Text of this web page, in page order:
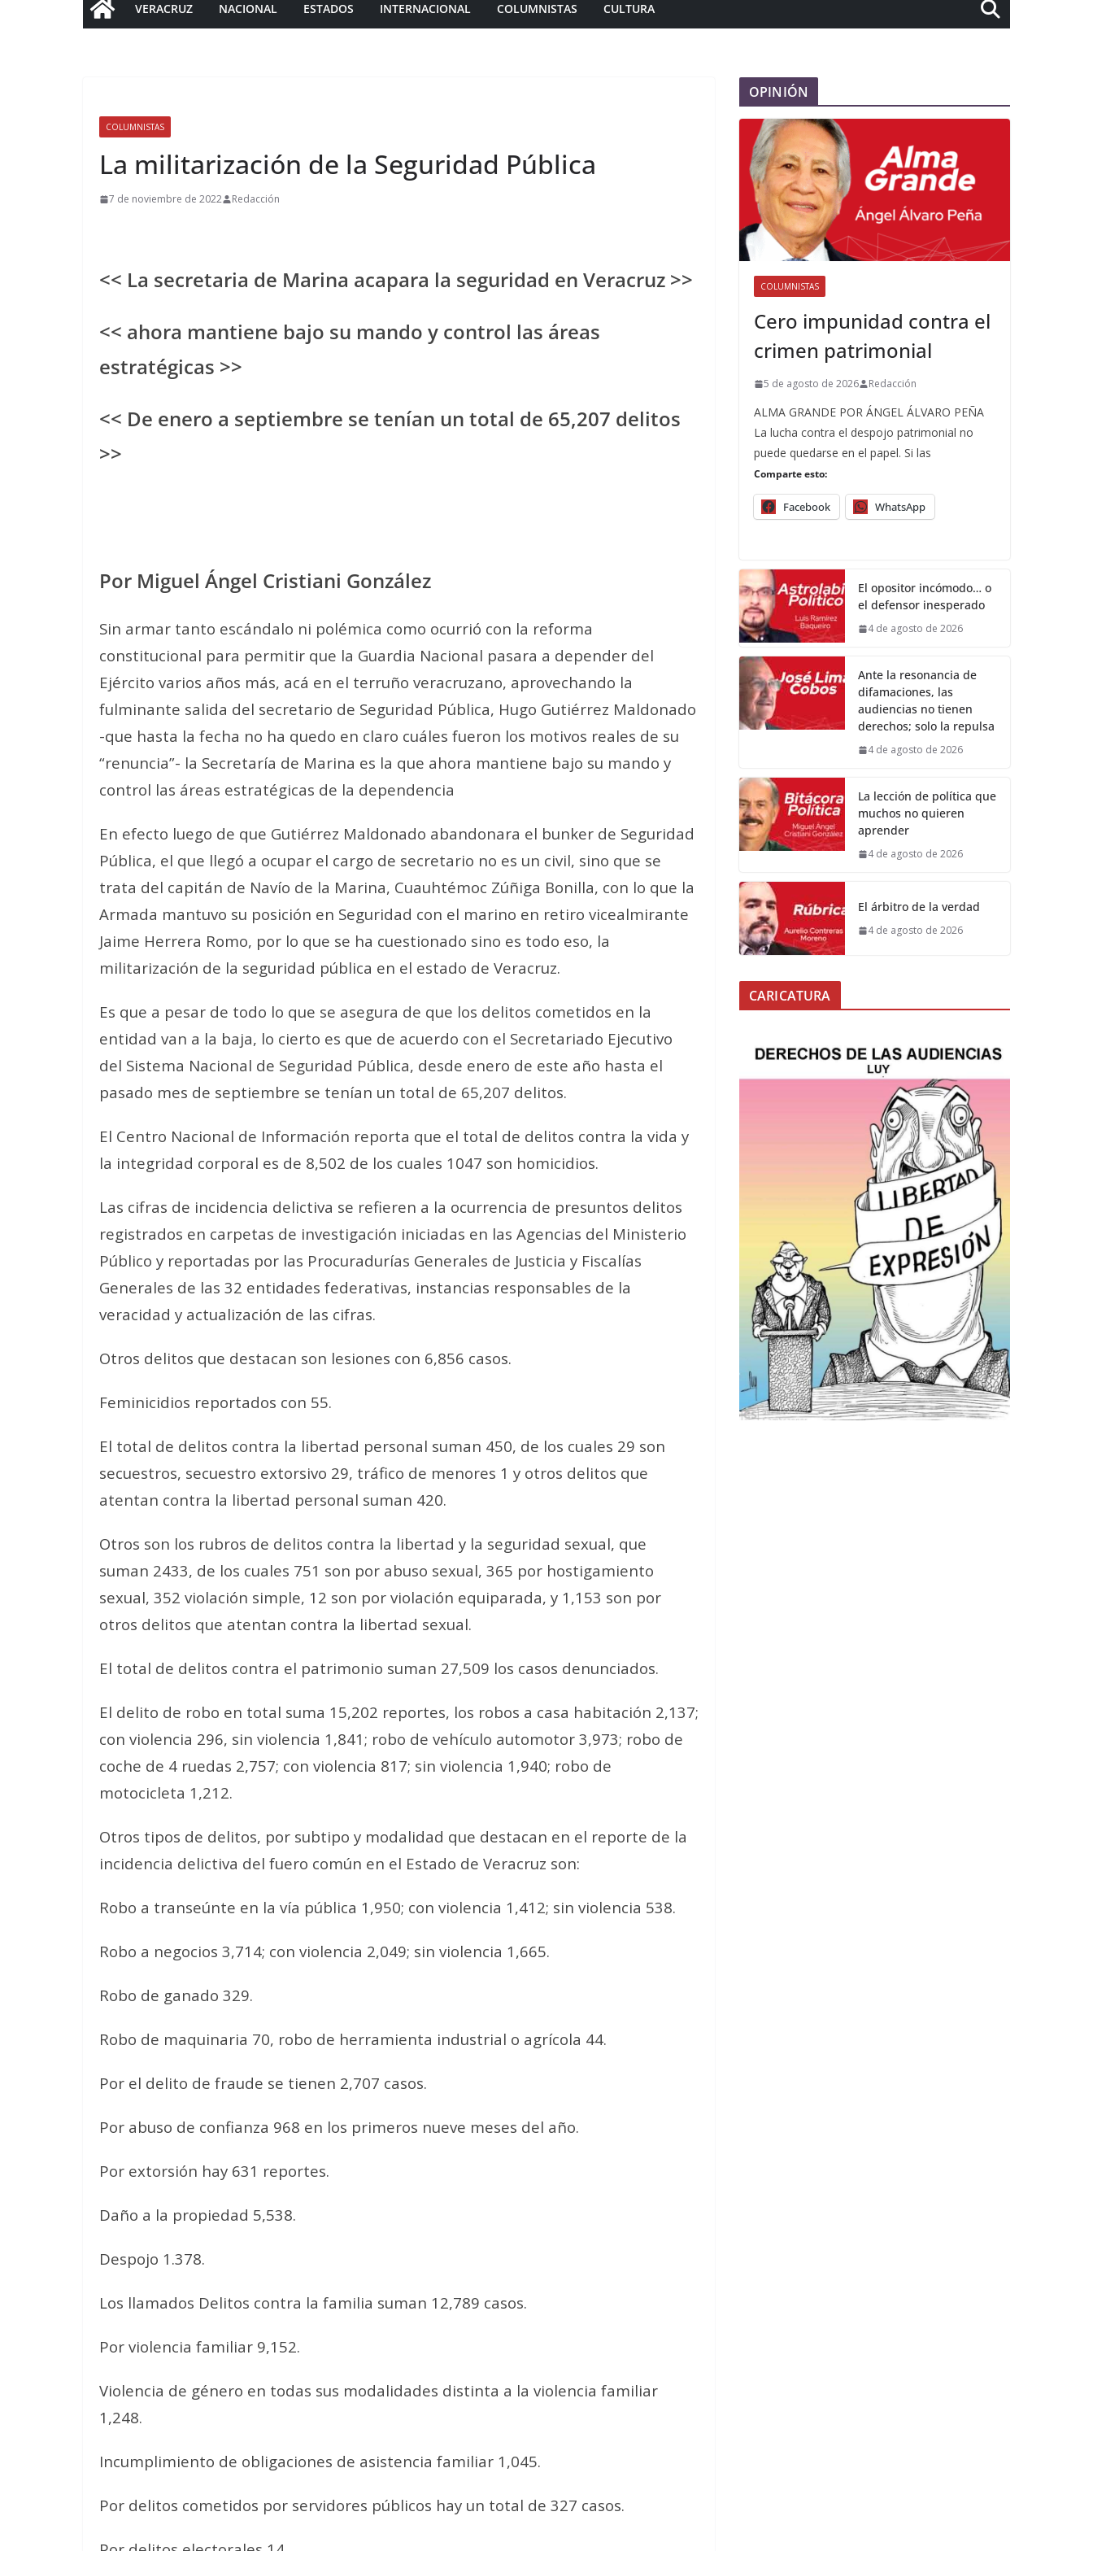
VERACRUZ NACIONAL ESTADOS INTERNACIONAL COLUMNISTAS CULTURA
COLUMNISTAS
La militarización de la Seguridad Pública
7 de noviembre de 2022 Redacción
<< La secretaria de Marina acapara la seguridad en Veracruz >>
<< ahora mantiene bajo su mando y control las áreas
estratégicas >>
<< De enero a septiembre se tenían un total de 65,207 delitos
>>
Por Miguel Ángel Cristiani González
Sin armar tanto escándalo ni polémica como ocurrió con la reforma
constitucional para permitir que la Guardia Nacional pasara a depender del
Ejército varios años más, acá en el terruño veracruzano, aprovechando la
fulminante salida del secretario de Seguridad Pública, Hugo Gutiérrez Maldonado
-que hasta la fecha no ha quedo en claro cuáles fueron los motivos reales de su
“renuncia”- la Secretaría de Marina es la que ahora mantiene bajo su mando y
control las áreas estratégicas de la dependencia
En efecto luego de que Gutiérrez Maldonado abandonara el bunker de Seguridad
Pública, el que llegó a ocupar el cargo de secretario no es un civil, sino que se
trata del capitán de Navío de la Marina, Cuauhtémoc Zúñiga Bonilla, con lo que la
Armada mantuvo su posición en Seguridad con el marino en retiro vicealmirante
Jaime Herrera Romo, por lo que se ha cuestionado sino es todo eso, la
militarización de la seguridad pública en el estado de Veracruz.
Es que a pesar de todo lo que se asegura de que los delitos cometidos en la
entidad van a la baja, lo cierto es que de acuerdo con el Secretariado Ejecutivo
del Sistema Nacional de Seguridad Pública, desde enero de este año hasta el
pasado mes de septiembre se tenían un total de 65,207 delitos.
El Centro Nacional de Información reporta que el total de delitos contra la vida y
la integridad corporal es de 8,502 de los cuales 1047 son homicidios.
Las cifras de incidencia delictiva se refieren a la ocurrencia de presuntos delitos
registrados en carpetas de investigación iniciadas en las Agencias del Ministerio
Público y reportadas por las Procuradurías Generales de Justicia y Fiscalías
Generales de las 32 entidades federativas, instancias responsables de la
veracidad y actualización de las cifras.
Otros delitos que destacan son lesiones con 6,856 casos.
Feminicidios reportados con 55.
El total de delitos contra la libertad personal suman 450, de los cuales 29 son
secuestros, secuestro extorsivo 29, tráfico de menores 1 y otros delitos que
atentan contra la libertad personal suman 420.
Otros son los rubros de delitos contra la libertad y la seguridad sexual, que
suman 2433, de los cuales 751 son por abuso sexual, 365 por hostigamiento
sexual, 352 violación simple, 12 son por violación equiparada, y 1,153 son por
otros delitos que atentan contra la libertad sexual.
El total de delitos contra el patrimonio suman 27,509 los casos denunciados.
El delito de robo en total suma 15,202 reportes, los robos a casa habitación 2,137;
con violencia 296, sin violencia 1,841; robo de vehículo automotor 3,973; robo de
coche de 4 ruedas 2,757; con violencia 817; sin violencia 1,940; robo de
motocicleta 1,212.
Otros tipos de delitos, por subtipo y modalidad que destacan en el reporte de la
incidencia delictiva del fuero común en el Estado de Veracruz son:
Robo a transeúnte en la vía pública 1,950; con violencia 1,412; sin violencia 538.
Robo a negocios 3,714; con violencia 2,049; sin violencia 1,665.
Robo de ganado 329.
Robo de maquinaria 70, robo de herramienta industrial o agrícola 44.
Por el delito de fraude se tienen 2,707 casos.
Por abuso de confianza 968 en los primeros nueve meses del año.
Por extorsión hay 631 reportes.
Daño a la propiedad 5,538.
Despojo 1.378.
Los llamados Delitos contra la familia suman 12,789 casos.
Por violencia familiar 9,152.
Violencia de género en todas sus modalidades distinta a la violencia familiar
1,248.
Incumplimiento de obligaciones de asistencia familiar 1,045.
Por delitos cometidos por servidores públicos hay un total de 327 casos.
OPINIÓN
COLUMNISTAS
Cero impunidad contra el
crimen patrimonial
5 de agosto de 2026 Redacción
ALMA GRANDE POR ÁNGEL ÁLVARO PEÑA
La lucha contra el despojo patrimonial no
puede quedarse en el papel. Si las
Comparte esto:
Facebook WhatsApp
El opositor incómodo… o
el defensor inesperado
4 de agosto de 2026
Ante la resonancia de
difamaciones, las
audiencias no tienen
derechos; solo la repulsa
4 de agosto de 2026
La lección de política que
muchos no quieren
aprender
4 de agosto de 2026
El árbitro de la verdad
4 de agosto de 2026
CARICATURA